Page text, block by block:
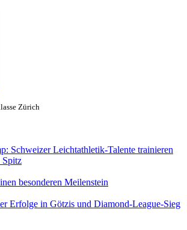
Zürich
Schweizer Leichtathletik-Talente trainieren
Spitz
besonderen Meilenstein
Erfolge in Götzis und Diamond-League-Sieg